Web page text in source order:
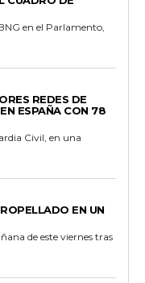
en el Parlamento,
REDES DE
ESPAÑA CON 78
Civil, en una
EN UN
de este viernes tras